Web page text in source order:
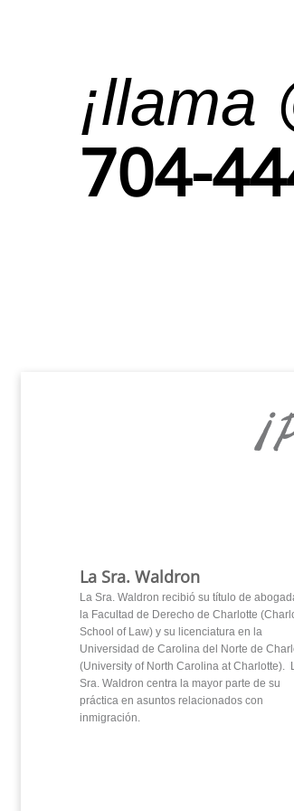
La Sra. Waldron
La Sra. Waldron recibió su título de
la Facultad de Derecho de Charlotte
School of Law) y su licenciatura en la
Universidad de Carolina del Norte de
(University of North Carolina at Charlotte).
Sra. Waldron centra la mayor parte de su
práctica en asuntos relacionados con
inmigración.
704-
¡llama